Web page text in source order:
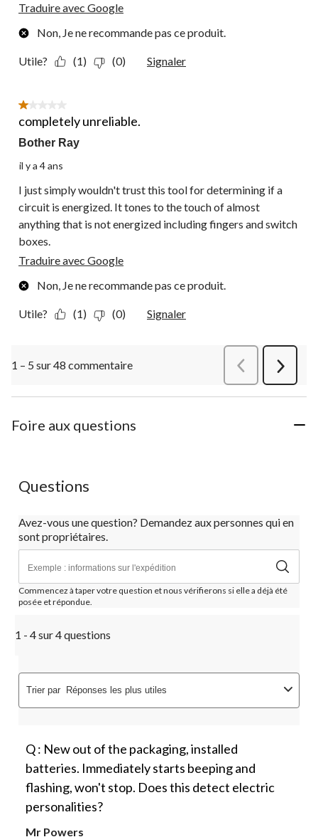
Traduire avec Google
Non, Je ne recommande pas ce produit.
Utile? (1) (0) Signaler
1 étoile(s) sur 5.
completely unreliable.
Bother Ray
il y a 4 ans
I just simply wouldn't trust this tool for determining if a
circuit is energized. It tones to the touch of almost
anything that is not energized including fingers and switch
boxes.
Traduire avec Google
Non, Je ne recommande pas ce produit.
Utile? (1) (0) Signaler
1 – 5 sur 48 commentaire
Suivant
Foire aux questions
Questions
Avez-vous une question? Demandez aux personnes qui en
sont propriétaires.
Commencez à taper votre question et nous vérifierons si elle a déjà été
posée et répondue.
1 - 4 sur 4 questions
Trier par Réponses les plus utiles
Q : New out of the packaging, installed
batteries. Immediately starts beeping and
flashing, won't stop. Does this detect electric
personalities?
Mr Powers